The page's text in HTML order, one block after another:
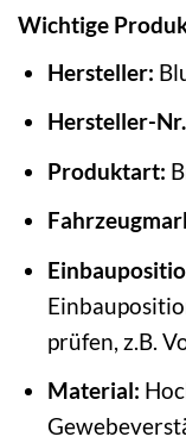
Wichtige
Hersteller:
Hersteller-
Produktart:
prüfen, z.B.
Material: